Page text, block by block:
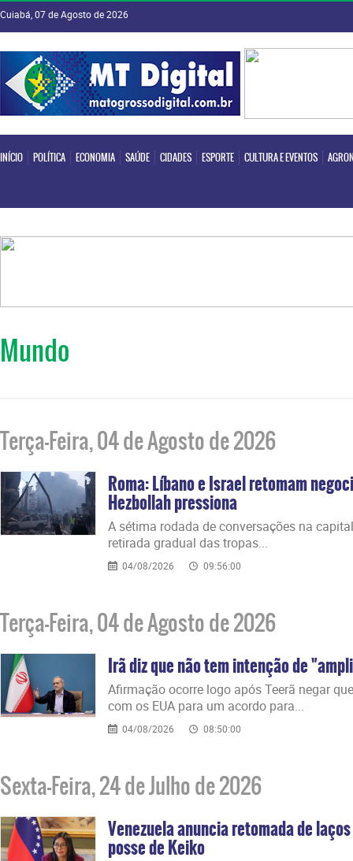
Cuiabá, 07 de Agosto de 2026
INÍCIO POLÍTICA ECONOMIA SAÚDE CIDADES ESPORTE CULTURA E EVENTOS
INÍCIO POLÍTICA ECONOMIA SAÚDE
Mundo
Terça-Feira, 04 de Agosto de 2026
Roma: Líbano e Israel retomam
Hezbollah pressiona
A sétima rodada de conversações na
retirada gradual das tropas...
04/08/2026 09:56:00
Terça-Feira, 04 de Agosto de 2026
Irã diz que não tem intenção de
Afirmação ocorre logo após Teerã negar
com os EUA para um acordo para...
04/08/2026 08:50:00
Sexta-Feira, 24 de Julho de 2026
Venezuela anuncia retomada de
posse de Keiko